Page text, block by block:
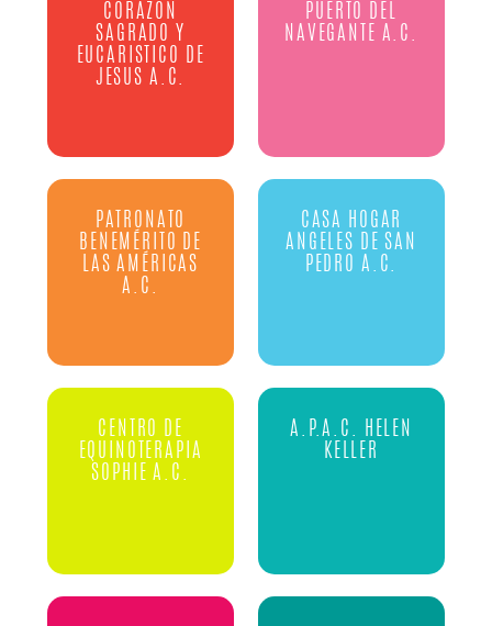
CORAZON
SAGRADO Y
EUCARISTICO DE
JESUS A.C.
PUERTO DEL
NAVEGANTE A.C.
PATRONATO
BENEMÉRITO DE
LAS AMÉRICAS
A.C.
CASA HOGAR
ANGELES DE SAN
PEDRO A.C.
CENTRO DE
EQUINOTERAPIA
SOPHIE A.C.
A.P.A.C. HELEN
KELLER